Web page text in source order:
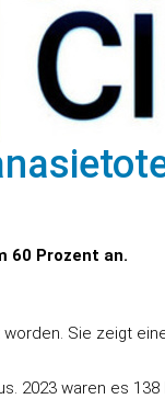
60 Prozent an.
Sie zeigt
waren es